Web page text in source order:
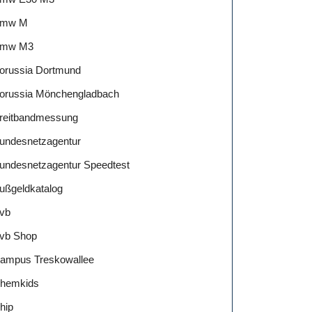
M
M3
Dortmund
Mönchengladbach
Speedtest
Shop
Treskowallee